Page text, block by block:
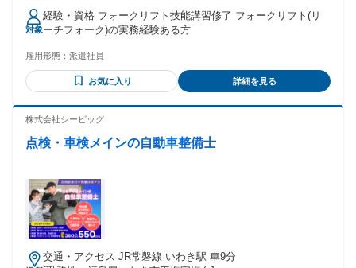
対象
経験・資格 フォークリフト技能講習修了 フォークリフト(リ
ーチフォーク)の実務経験ある方
雇用形態： 派遣社員
お気に入り 詳細を見る
株式会社シービッグ
点検・車検メインの自動車整備士
交通・アクセス JR常磐線 いわき駅 車9分